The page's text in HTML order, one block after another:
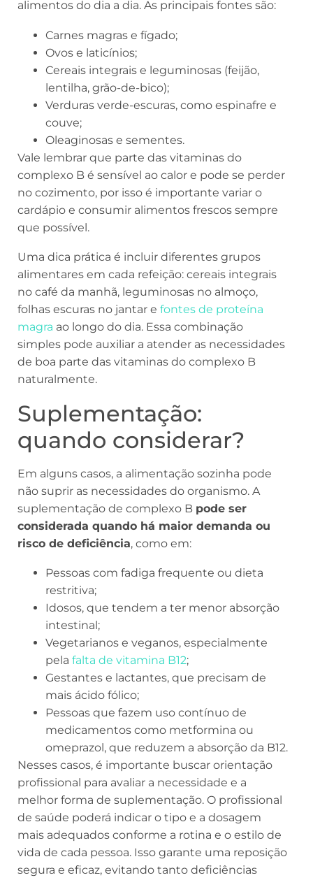
alimentos do dia a dia. As principais fontes são:
Carnes magras e fígado;
Ovos e laticínios;
Cereais integrais e leguminosas (feijão,
lentilha, grão-de-bico);
Verduras verde-escuras, como espinafre e
couve;
Oleaginosas e sementes.
Vale lembrar que parte das vitaminas do
complexo B é sensível ao calor e pode se perder
no cozimento, por isso é importante variar o
cardápio e consumir alimentos frescos sempre
que possível.
Uma dica prática é incluir diferentes grupos
alimentares em cada refeição: cereais integrais
no café da manhã, leguminosas no almoço,
folhas escuras no jantar e fontes de proteína
magra ao longo do dia. Essa combinação
simples pode auxiliar a atender as necessidades
de boa parte das vitaminas do complexo B
naturalmente.
Suplementação:
quando considerar?
Em alguns casos, a alimentação sozinha pode
não suprir as necessidades do organismo. A
suplementação de complexo B pode ser
considerada quando há maior demanda ou
risco de deficiência, como em:
Pessoas com fadiga frequente ou dieta
restritiva;
Idosos, que tendem a ter menor absorção
intestinal;
Vegetarianos e veganos, especialmente
pela falta de vitamina B12;
Gestantes e lactantes, que precisam de
mais ácido fólico;
Pessoas que fazem uso contínuo de
medicamentos como metformina ou
omeprazol, que reduzem a absorção da B12.
Nesses casos, é importante buscar orientação
profissional para avaliar a necessidade e a
melhor forma de suplementação. O profissional
de saúde poderá indicar o tipo e a dosagem
mais adequados conforme a rotina e o estilo de
vida de cada pessoa. Isso garante uma reposição
segura e eficaz, evitando tanto deficiências